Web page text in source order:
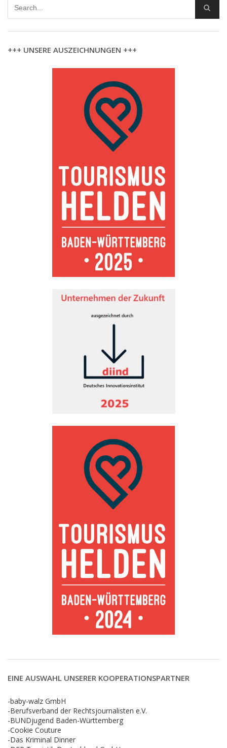
+++ UNSERE AUSZEICHNUNGEN +++
EINE AUSWAHL UNSERER KOOPERATIONSPARTNER
-baby-walz GmbH
-Berufsverband der Rechtsjournalisten e.V.
-BUNDjugend Baden-Württemberg
-Cookie Couture
-Das Kriminal Dinner